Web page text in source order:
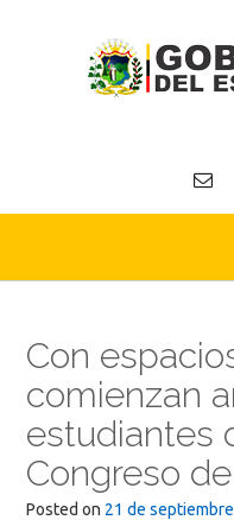
Con
comienzan
estudiantes
Congreso
Posted on 21 de